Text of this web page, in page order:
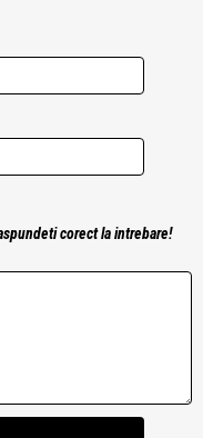
corect la intrebare!